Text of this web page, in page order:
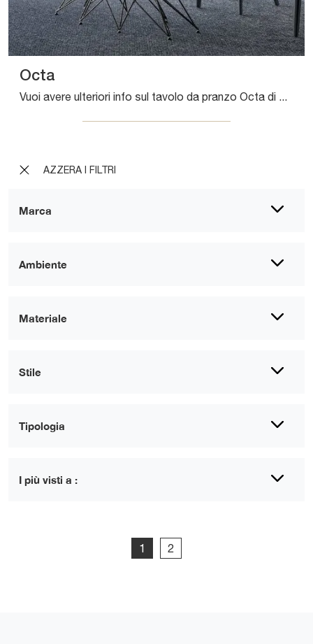
AZZERA I FILTRI
Marca
Ambiente
Materiale
Stile
Tipologia
I più visti a :
Octa
Vuoi avere ulteriori info sul tavolo da pranzo Octa di Bonaldo? Clicca e ottieni informazioni sui modelli fissi del marchio.
1 2